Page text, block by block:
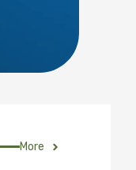
More